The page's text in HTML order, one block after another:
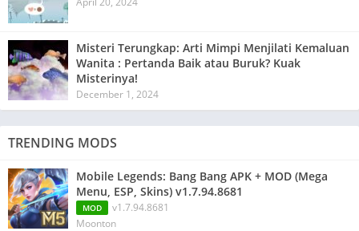
Misteri Terungkap: Arti Mimpi Menjilati Kemaluan
Wanita : Pertanda Baik atau Buruk? Kuak
Misterinya!
December 1, 2024
TRENDING MODS
Mobile Legends: Bang Bang APK + MOD (Mega
Menu, ESP, Skins) v1.7.94.8681
MOD
v1.7.94.8681
Moonton